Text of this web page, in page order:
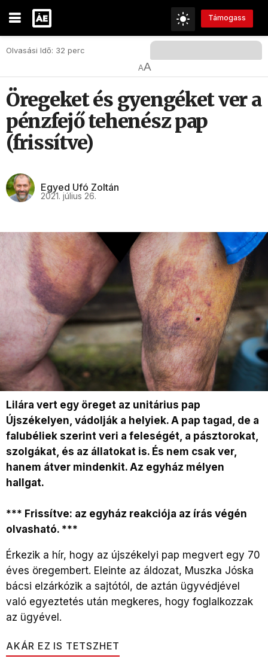
Támogass
Olvasási Idő: 32 perc
AA
Öregeket és gyengéket ver a
pénzfejő tehenész pap
(frissítve)
Egyed Ufó Zoltán
2021. július 26.
Lilára vert egy öreget az unitárius pap
Újszékelyen, vádolják a helyiek. A pap tagad, de a
falubéliek szerint veri a feleségét, a pásztorokat,
szolgákat, és az állatokat is. És nem csak ver,
hanem átver mindenkit. Az egyház mélyen
hallgat.
*** Frissítve: az egyház reakciója az írás végén
olvasható. ***
Érkezik a hír, hogy az újszékelyi pap megvert egy 70
éves öregembert. Eleinte az áldozat, Muszka Jóska
bácsi elzárkózik a sajtótól, de aztán ügyvédjével
való egyeztetés után megkeres, hogy foglalkozzak
az ügyével.
AKÁR EZ IS TETSZHET